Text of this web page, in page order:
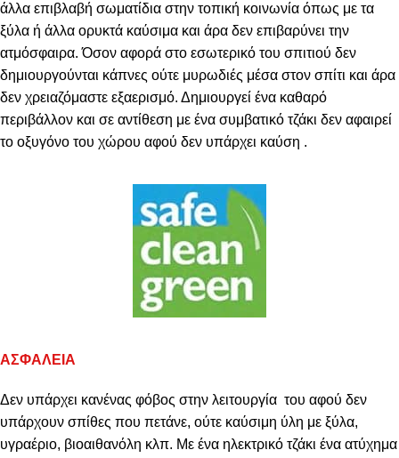
άλλα επιβλαβή σωματίδια στην τοπική κοινωνία όπως με τα
ξύλα ή άλλα ορυκτά καύσιμα και άρα δεν επιβαρύνει την
ατμόσφαιρα. Όσον αφορά στο εσωτερικό του σπιτιού δεν
δημιουργούνται κάπνες ούτε μυρωδιές μέσα στον σπίτι και άρα
δεν χρειαζόμαστε εξαερισμό. Δημιουργεί ένα καθαρό
περιβάλλον και σε αντίθεση με ένα συμβατικό τζάκι δεν αφαιρεί
το οξυγόνο του χώρου αφού δεν υπάρχει καύση .
ΑΣΦΑΛΕΙΑ
Δεν υπάρχει κανένας φόβος στην λειτουργία του αφού δεν
υπάρχουν σπίθες που πετάνε, ούτε καύσιμη ύλη με ξύλα,
υγραέριο, βιοαιθανόλη κλπ. Με ένα ηλεκτρικό τζάκι ένα ατύχημα